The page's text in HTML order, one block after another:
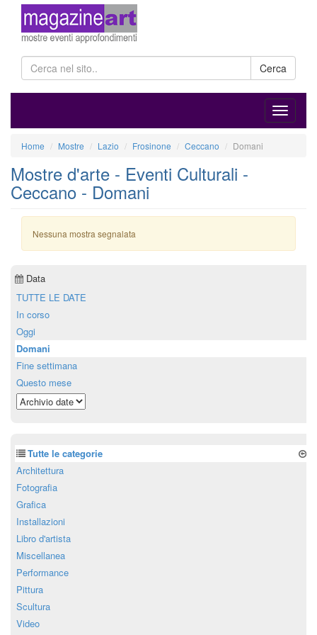
Cerca
Home Mostre Lazio Frosinone Ceccano Domani
Mostre d'arte - Eventi Culturali -
Ceccano - Domani
Nessuna mostra segnalata
Data
TUTTE LE DATE
In corso
Oggi
Domani
Fine settimana
Questo mese
Tutte le categorie
Architettura
Fotografia
Grafica
Installazioni
Libro d'artista
Miscellanea
Performance
Pittura
Scultura
Video